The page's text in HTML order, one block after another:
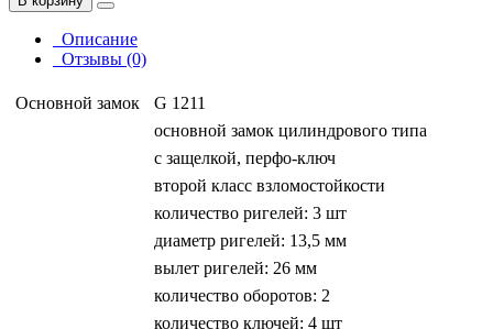
Описание
Отзывы (0)
Основной замок
G 1211
основной замок цилиндрового типа
с защелкой, перфо-ключ
второй класс взломостойкости
количество ригелей: 3 шт
диаметр ригелей: 13,5 мм
вылет ригелей: 26 мм
количество оборотов: 2
количество ключей: 4 шт